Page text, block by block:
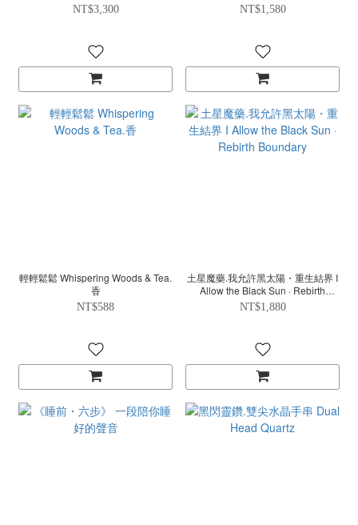
NT$3,300 NT$1,580
輕輕鬆鬆 Whispering Woods & Tea.
香
NT$588
土星魔藥.我允許黑太陽・重生結界 I
Allow the Black Sun · Rebirth
Boundary
NT$1,880